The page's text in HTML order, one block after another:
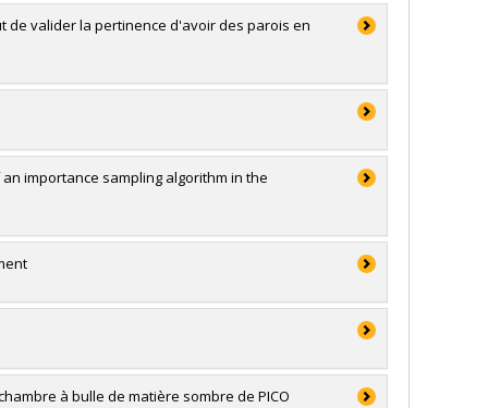
de valider la pertinence d'avoir des parois en
importance sampling algorithm in the
à bulle de matière sombre de PICO